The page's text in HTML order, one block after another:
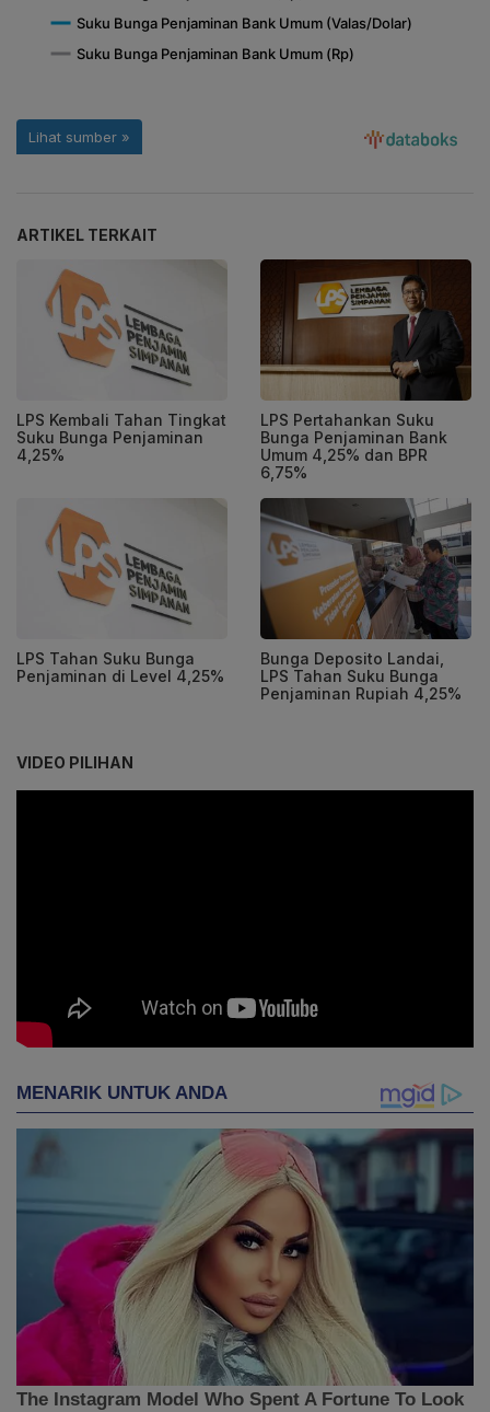
ARTIKEL TERKAIT
LPS Kembali Tahan Tingkat
Suku Bunga Penjaminan
4,25%
LPS Pertahankan Suku
Bunga Penjaminan Bank
Umum 4,25% dan BPR
6,75%
LPS Tahan Suku Bunga
Penjaminan di Level 4,25%
Bunga Deposito Landai,
LPS Tahan Suku Bunga
Penjaminan Rupiah 4,25%
VIDEO PILIHAN